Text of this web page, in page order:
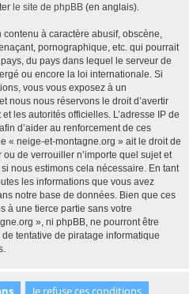
le site de phpBB (en anglais).
à caractère abusif, obscène,
pornographique, etc. qui pourrait
du pays dans lequel le serveur de
ou encore la loi internationale. Si
vous vous exposez à un
nous nous réservons le droit d’avertir
les autorités officielles. L’adresse IP de
d’aider au renforcement de ces
« neige-et-montagne.org » ait le droit de
de verrouiller n’importe quel sujet et
nous estimons cela nécessaire. En tant
les informations que vous avez
notre base de données. Bien que ces
à une tierce partie sans votre
», ni phpBB, ne pourront être
tentative de piratage informatique